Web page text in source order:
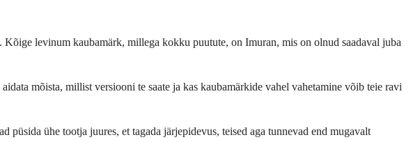
levinum kaubamärk, millega kokku puutute, on Imuran, mis on olnud saadaval juba
mõista, millist versiooni te saate ja kas kaubamärkide vahel vahetamine võib teie ravi
ühe tootja juures, et tagada järjepidevus, teised aga tunnevad end mugavalt